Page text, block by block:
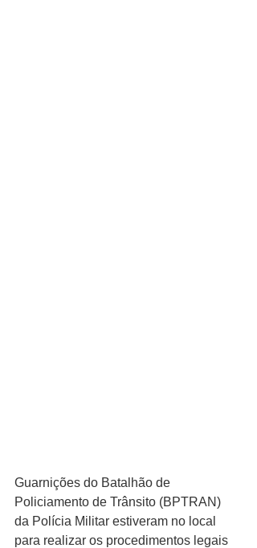
Guarnições do Batalhão de
Policiamento de Trânsito (BPTRAN)
da Polícia Militar estiveram no local
para realizar os procedimentos legais